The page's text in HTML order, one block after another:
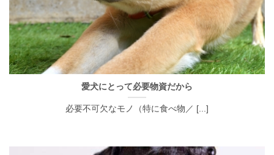
愛犬にとって必要物資だから
必要不可欠なモノ（特に食べ物／ [...]